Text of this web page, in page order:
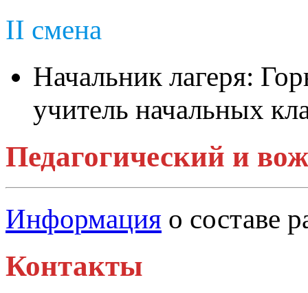
II смена
Начальник лагеря:
учитель начальных
Педагогический и
Информация о составе
Контакты